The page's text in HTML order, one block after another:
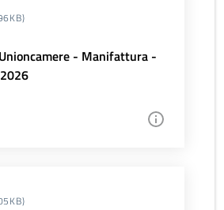
- Manifattura -